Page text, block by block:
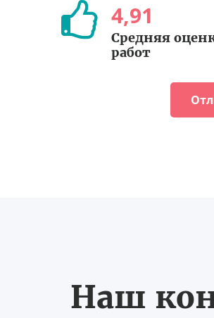
4,91
Средняя
работ
Наш